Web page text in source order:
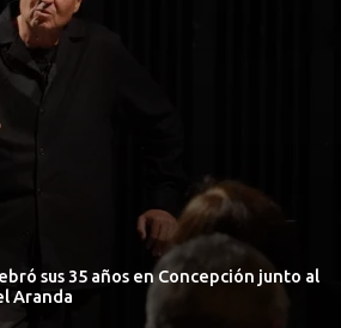
sus 35 años en Concepción junto al
Aranda